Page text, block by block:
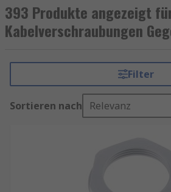
Kabelverschraubungen
Befestigung und Sicherung des
elektrischen Kabels an anderen
Anwendungen und Funktionen
Gegenmuttern für
Gegenmuttern für
Automatisierungssystemen
393 Produkte angezeigt
Kabelverschraubungen
Filter
Sortieren nach Relevanz